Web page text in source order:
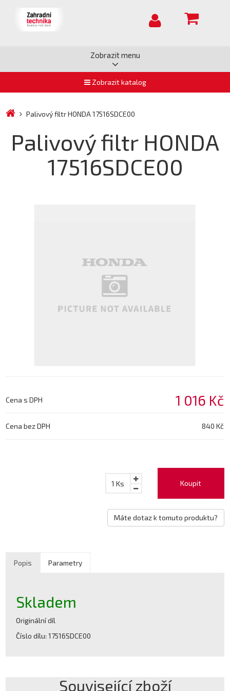
Zobrazit menu
Zobrazit katalog
Palivový filtr HONDA 17516SDCE00
Palivový filtr HONDA
17516SDCE00
Cena s DPH 1 016 Kč
Cena bez DPH 840 Kč
Koupit
1 Ks
Máte dotaz k tomuto produktu?
Popis Parametry
Skladem
Originální díl
Číslo dílu: 17516SDCE00
Související zboží